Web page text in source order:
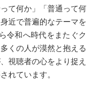
て何か」「普通って何
近で普遍的なテーマを
令和へ時代をまたぐク
くの人が漠然と抱える
視聴者の心をより捉え
れています。